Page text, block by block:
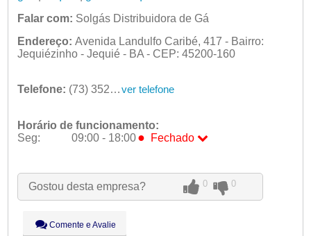
Falar com: Solgás Distribuidora de Gá
Endereço: Avenida Landulfo Caribé, 417 - Bairro:
Jequiézinho - Jequié - BA - CEP: 45200-160
Telefone: (73) 3525-0518 ver telefone
Horário de funcionamento:
Seg:
09:00 - 18:00 ● Fechado
Qua:
09:00 - 18:00
Qui:
09:00 - 18:00
Sáb:
Dom:
Fechado
Gostou desta empresa? 0 0
Comente e Avalie